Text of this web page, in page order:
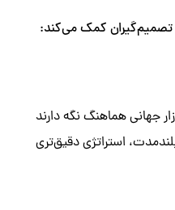
کمک می‌کند:
جهانی هماهنگ نگه دارند
استراتژی دقیق‌تری